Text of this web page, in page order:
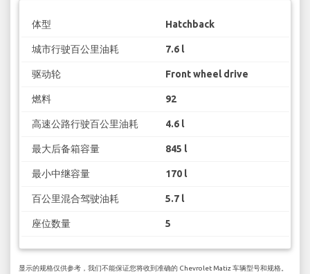
体型 Hatchback
城市行驶百公里油耗 7.6 l
驱动轮 Front wheel drive
燃料 92
高速公路行驶百公里油耗 4.6 l
最大后备箱容量 845 l
最小中继容量 170 l
百公里混合驾驶油耗 5.7 l
座位数量 5
显示的规格仅供参考，我们不能保证您将收到准确的 Chevrolet Matiz 车辆型号和规格。